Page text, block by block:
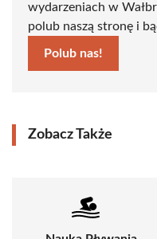
wydarzeniach w
polub naszą stronę i
Polub nas!
Zobacz Także